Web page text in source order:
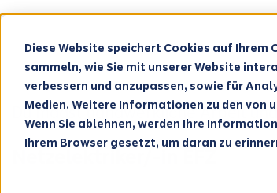
Diese Website speichert Cookies auf
sammeln, wie Sie mit unserer Website
verbessern und anzupassen, sowie für
Medien. Weitere Informationen zu den von
Wenn Sie ablehnen, werden Ihre
Ihrem Browser gesetzt, um daran zu
Du magst handwerkliche Arbeit